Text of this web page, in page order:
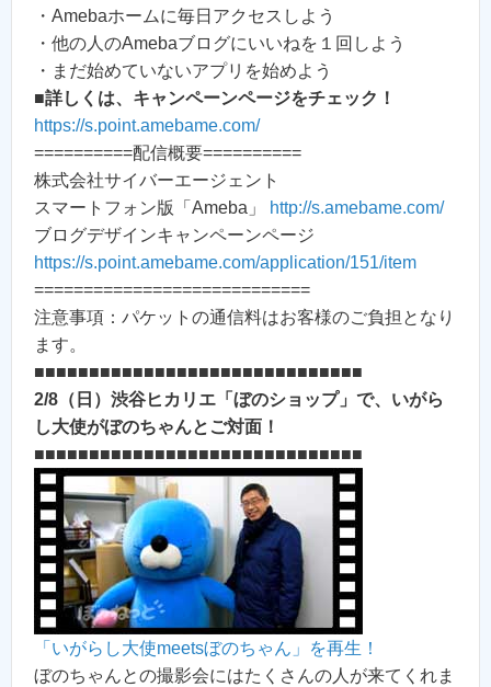
・Amebaホームに毎日アクセスしよう
・他の人のAmebaブログにいいねを１回しよう
・まだ始めていないアプリを始めよう
■詳しくは、キャンペーンページをチェック！
https://s.point.amebame.com/
==========配信概要==========
株式会社サイバーエージェント
スマートフォン版「Ameba」
http://s.amebame.com/
ブログデザインキャンペーンページ
https://s.point.amebame.com/application/151/item
============================
注意事項：パケットの通信料はお客様のご負担となり
ます。
■■■■■■■■■■■■■■■■■■■■■■■■■■■■■■
2/8（日）渋谷ヒカリエ「ぼのショップ」で、いがら
し大使がぼのちゃんとご対面！
■■■■■■■■■■■■■■■■■■■■■■■■■■■■■■
「いがらし大使meetsぼのちゃん」を再生！
ぼのちゃんとの撮影会にはたくさんの人が来てくれま